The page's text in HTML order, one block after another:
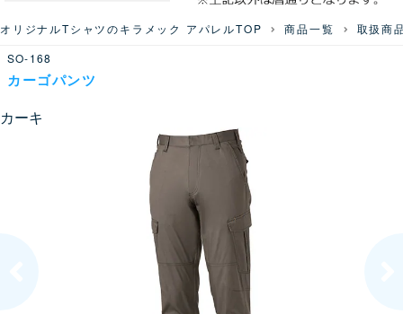
オリジナルTシャツのキラメック アパレルTOP 商品一覧
取扱商
SO-168
カーゴパンツ
カーキ